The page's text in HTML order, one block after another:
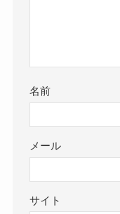
名前
メール
サイト